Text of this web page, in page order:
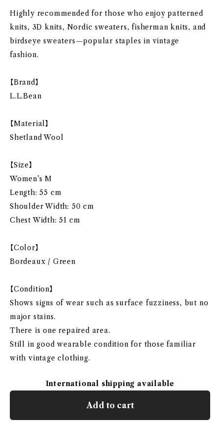
Highly recommended for those who enjoy patterned
knits, 3D knits, Nordic sweaters, fisherman knits, and
birdseye sweaters—popular staples in vintage
fashion.
【Brand】
L.L.Bean
【Material】
Shetland Wool
【Size】
Women’s M
Length: 55 cm
Shoulder Width: 50 cm
Chest Width: 51 cm
【Color】
Bordeaux / Green
【Condition】
Shows signs of wear such as surface fuzziness, but no
major stains.
There is one repaired area.
Still in good wearable condition for those familiar
with vintage clothing.
International shipping available
Add to cart